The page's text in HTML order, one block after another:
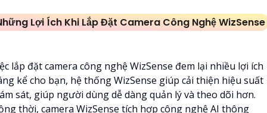
Lợi Ích Khi Lắp Đặt Camera Công Nghệ WizSense
lắp đặt camera công nghệ WizSense đem lại nhiều lợi ích
kể cho bạn, hệ thống WizSense giúp cải thiện hiệu suất
sát, giúp người dùng dễ dàng quản lý và theo dõi hơn.
thời, camera WizSense tích hợp công nghệ AI thông